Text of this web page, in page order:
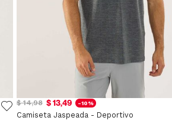
$ 14,98 $ 13,49 -10%
Camiseta Jaspeada - Deportivo